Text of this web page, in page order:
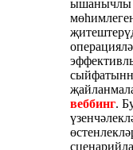
ышанычлы
веббинг.